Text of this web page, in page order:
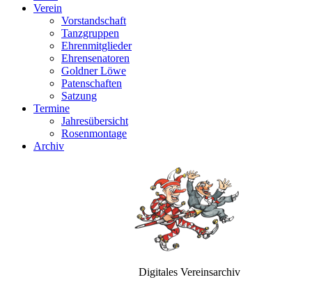
Verein
Vorstandschaft
Tanzgruppen
Ehrenmitglieder
Ehrensenatoren
Goldner Löwe
Patenschaften
Satzung
Termine
Jahresübersicht
Rosenmontage
Archiv
Digitales Vereinsarchiv